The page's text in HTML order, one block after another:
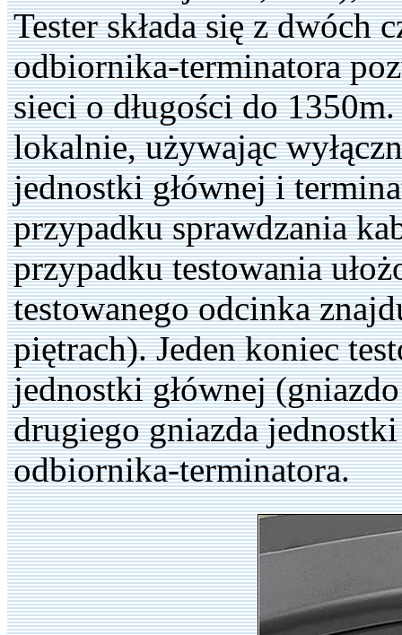
Tester składa się z dwóch
odbiornika-terminatora
sieci o długości do
lokalnie, używając
jednostki głównej i
przypadku sprawdzania
przypadku testowania
testowanego odcinka
piętrach). Jeden koniec
jednostki głównej
drugiego gniazda
odbiornika-terminatora.